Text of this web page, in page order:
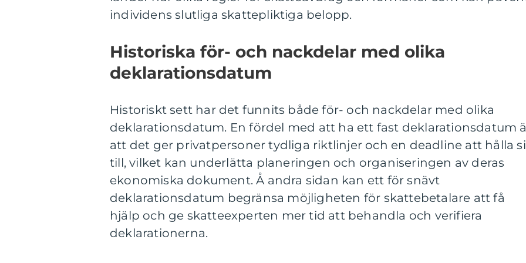
individens slutliga skattepliktiga belopp.
Historiska för- och nackdelar med olika
deklarationsdatum
Historiskt sett har det funnits både för- och nackdelar med olika
deklarationsdatum. En fördel med att ha ett fast deklarationsdatum
att det ger privatpersoner tydliga riktlinjer och en deadline att hålla
till, vilket kan underlätta planeringen och organiseringen av deras
ekonomiska dokument. Å andra sidan kan ett för snävt
deklarationsdatum begränsa möjligheten för skattebetalare att få
hjälp och ge skatteexperten mer tid att behandla och verifiera
deklarationerna.